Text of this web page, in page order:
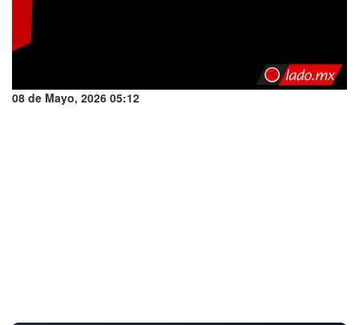
08 de Mayo, 2026 05:12